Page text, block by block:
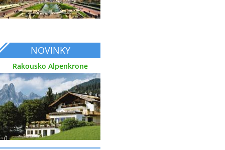
NOVINKY
Rakousko Alpenkrone